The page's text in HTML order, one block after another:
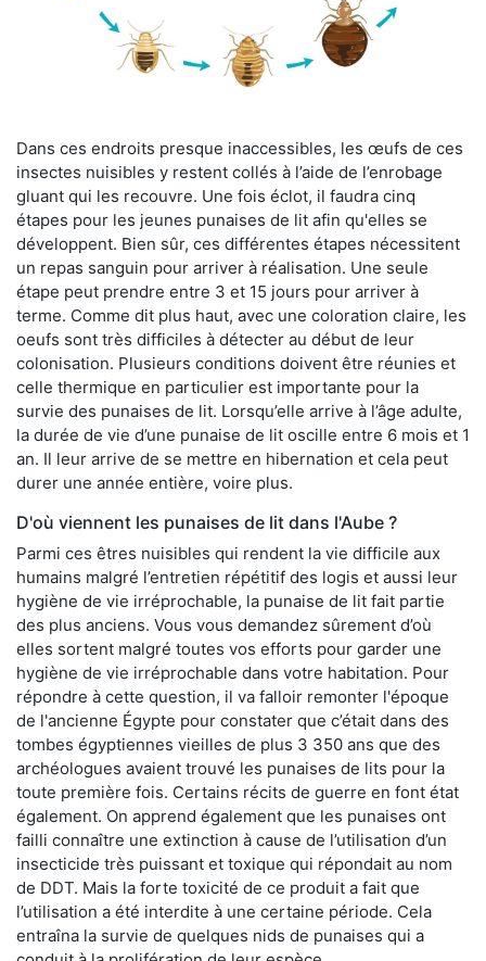
Dans ces endroits presque inaccessibles, les œufs de ces
insectes nuisibles y restent collés à l’aide de l’enrobage
gluant qui les recouvre. Une fois éclot, il faudra cinq
étapes pour les jeunes punaises de lit afin qu'elles se
développent. Bien sûr, ces différentes étapes nécessitent
un repas sanguin pour arriver à réalisation. Une seule
étape peut prendre entre 3 et 15 jours pour arriver à
terme. Comme dit plus haut, avec une coloration claire, les
oeufs sont très difficiles à détecter au début de leur
colonisation. Plusieurs conditions doivent être réunies et
celle thermique en particulier est importante pour la
survie des punaises de lit. Lorsqu’elle arrive à l’âge adulte,
la durée de vie d’une punaise de lit oscille entre 6 mois et 1
an. Il leur arrive de se mettre en hibernation et cela peut
durer une année entière, voire plus.
D'où viennent les punaises de lit dans l'Aube ?
Parmi ces êtres nuisibles qui rendent la vie difficile aux
humains malgré l’entretien répétitif des logis et aussi leur
hygiène de vie irréprochable, la punaise de lit fait partie
des plus anciens. Vous vous demandez sûrement d’où
elles sortent malgré toutes vos efforts pour garder une
hygiène de vie irréprochable dans votre habitation. Pour
répondre à cette question, il va falloir remonter l'époque
de l'ancienne Égypte pour constater que c’était dans des
tombes égyptiennes vieilles de plus 3 350 ans que des
archéologues avaient trouvé les punaises de lits pour la
toute première fois. Certains récits de guerre en font état
également. On apprend également que les punaises ont
failli connaître une extinction à cause de l’utilisation d’un
insecticide très puissant et toxique qui répondait au nom
de DDT. Mais la forte toxicité de ce produit a fait que
l’utilisation a été interdite à une certaine période. Cela
entraîna la survie de quelques nids de punaises qui a